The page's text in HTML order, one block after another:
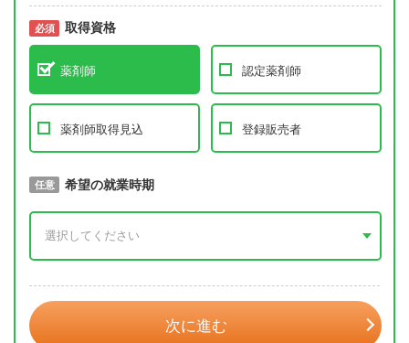
必須 取得資格
薬剤師 認定薬剤師
薬剤師取得見込 登録販売者
必須 取得予定年
任意 希望の就業時期
次に進む